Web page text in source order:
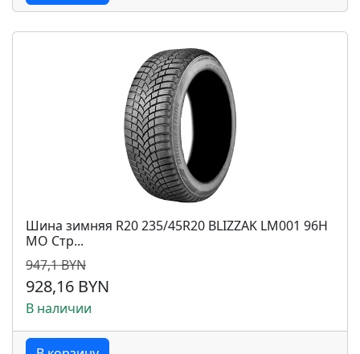
Шина зимняя R20 235/45R20 BLIZZAK LM001 96H
MO Стр...
947,1 BYN
928,16 BYN
В наличии